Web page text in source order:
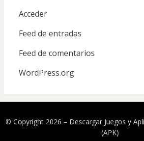
Acceder
Feed de entradas
Feed de comentarios
WordPress.org
© Copyright 2026 – Descargar Juegos y
(APK)